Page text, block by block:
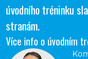
úvodního tréninku
stranám.
Více info o úvodním